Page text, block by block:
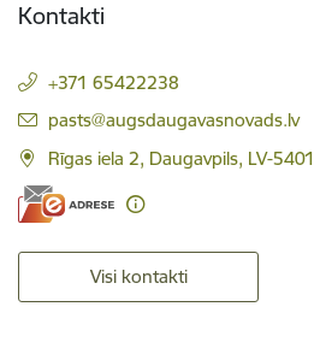
Kontakti
+371 65422238
E-pasts:
pasts@augsdaugavasnovads.lv
Rīgas iela 2, Daugavpils, LV-5401
Visi kontakti